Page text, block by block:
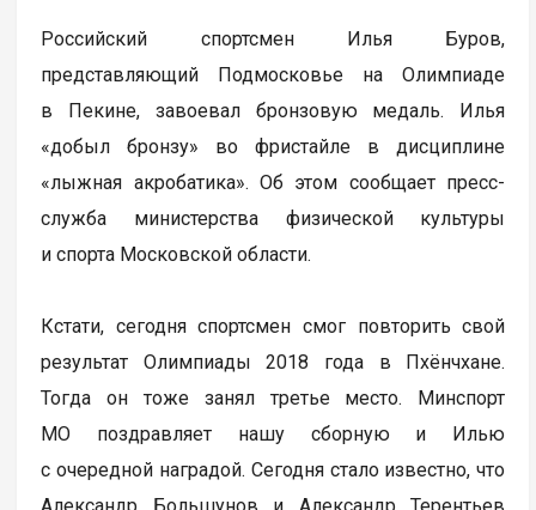
Российский спортсмен Илья Буров,
представляющий Подмосковье на Олимпиаде
в Пекине, завоевал бронзовую медаль. Илья
«добыл бронзу» во фристайле в дисциплине
«лыжная акробатика». Об этом сообщает пресс-
служба министерства физической культуры
и спорта Московской области.
Кстати, сегодня спортсмен смог повторить свой
результат Олимпиады 2018 года в Пхёнчхане.
Тогда он тоже занял третье место. Минспорт
МО поздравляет нашу сборную и Илью
с очередной наградой. Сегодня стало известно, что
Александр Большунов и Александр Терентьев